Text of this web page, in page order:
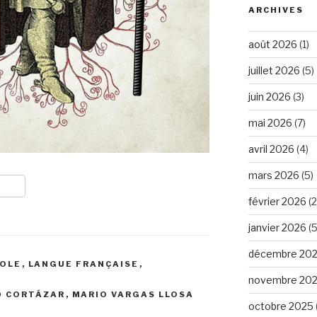
, LANGUE FRANÇAISE ,
CORTÁZAR , MARIO VARGAS LLOSA
ARCHIVES
août 2026 (1)
juillet 2026 (5)
juin 2026 (3)
mai 2026 (7)
avril 2026 (4)
mars 2026 (5)
février 2026
janvier 2026
décembre
novembre
octobre 2025